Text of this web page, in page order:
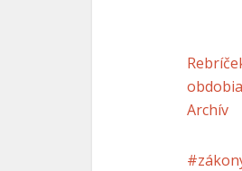
obdobia
Archív